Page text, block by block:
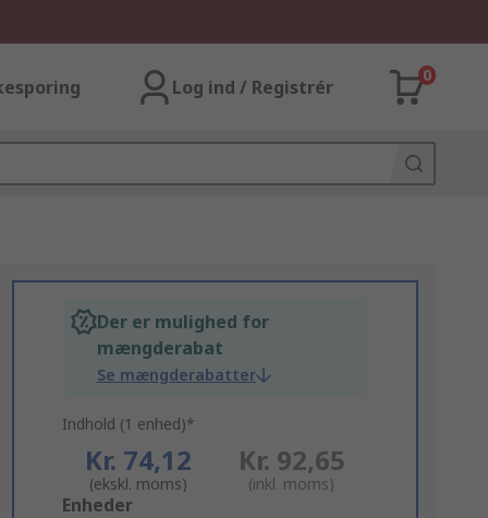
Log ind / Registrér
0
Der er mulighed for
mængderabat
Se mængderabatter
Indhold (1 enhed)*
Kr. 74,12
(ekskl. moms)
Kr. 92,65
(inkl. moms)
Add
Enheder